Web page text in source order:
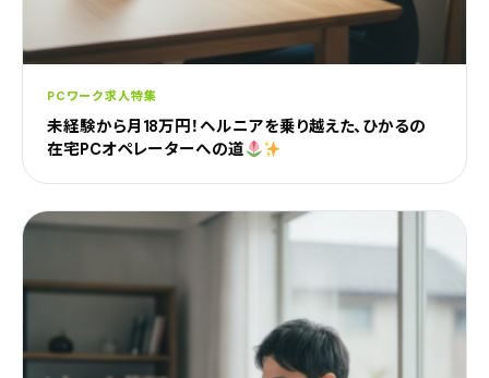
PCワーク求人特集
未経験から月18万円！ヘルニアを乗り越えた、ひかるの
在宅PCオペレーターへの道